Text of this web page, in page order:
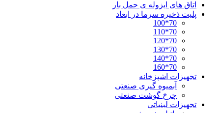
اتاق های ایزوله ی حمل بار
پلیت ذخیره سرما در ابعاد
70*100
70*110
70*120
70*130
70*140
70*160
تجهیزات اشپزخانه
آبمیوه گیری صنعتی
چرخ گوشت صنعتی
تجهیزات لبنیاتی